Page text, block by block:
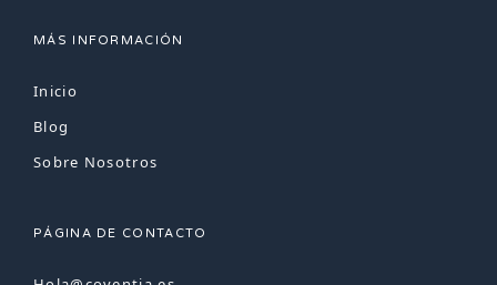
MÁS INFORMACIÓN
Inicio
Blog
Sobre Nosotros
PÁGINA DE CONTACTO